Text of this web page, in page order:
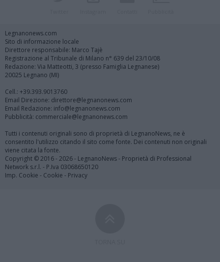
Legnanonews.com
Sito di informazione locale
Direttore responsabile: Marco Tajè
Registrazione al Tribunale di Milano n° 639 del 23/10/08
Redazione: Via Matteotti, 3 (presso Famiglia Legnanese)
20025 Legnano (MI)
Cell.: +39.393.9013760
Email Direzione: direttore@legnanonews.com
Email Redazione: info@legnanonews.com
Pubblicità: commerciale@legnanonews.com
Tutti i contenuti originali sono di proprietà di LegnanoNews, ne è
consentito l'utilizzo citando il sito come fonte. Dei contenuti non originali
viene citata la fonte.
Copyright © 2016 - 2026 - LegnanoNews - Proprietà di Professional
Network s.r.l. - P.Iva 03068650120
Imp. Cookie - Cookie - Privacy